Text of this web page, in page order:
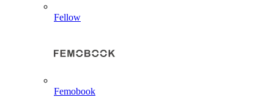
Fellow
Femobook